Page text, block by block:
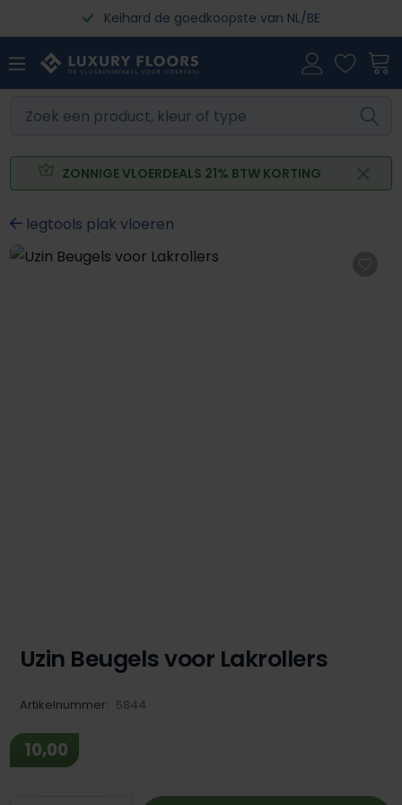
Ga naar de hoofdinhoudKeihard de goedkoopste van NL/BE
ZONNIGE VLOERDEALS 21% BTW KORTING
legtools plak vloeren
Afbeeldingengalerij overslaan
Uzin Beugels voor Lakrollers
Artikelnummer: 5844
10,00